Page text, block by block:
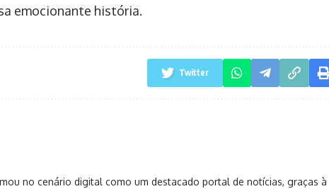
emocionante história.
Twitter
no cenário digital como um destacado portal de notícias, graças à